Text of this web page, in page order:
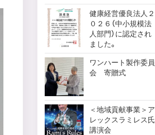
健康経営優良法人２
０２６（中小規模法
人部門）に認定され
ました。
ワンハート製作委員
会 寄贈式
＜地域貢献事業＞ア
レックスラミレス氏
講演会